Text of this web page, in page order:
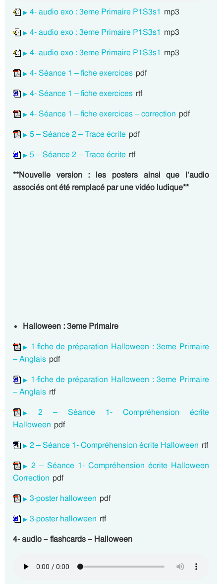
4- audio exo : 3eme Primaire P1S3s1 mp3
4- audio exo : 3eme Primaire P1S3s1 mp3
4- audio exo : 3eme Primaire P1S3s1 mp3
4- Séance 1 – fiche exercices pdf
4- Séance 1 – fiche exercices rtf
4- Séance 1 – fiche exercices – correction pdf
5 – Séance 2 – Trace écrite pdf
5 – Séance 2 – Trace écrite rtf
**Nouvelle version : les posters ainsi que l’audio
associés ont été remplacé par une vidéo ludique**
Halloween : 3eme Primaire
1-fiche de préparation Halloween : 3eme Primaire
– Anglais pdf
1-fiche de préparation Halloween : 3eme Primaire
– Anglais rtf
2 – Séance 1- Compréhension écrite
Halloween pdf
2 – Séance 1- Compréhension écrite Halloween rtf
2 – Séance 1- Compréhension écrite Halloween
Correction pdf
3-poster halloween pdf
3-poster halloween rtf
4- audio – flashcards – Halloween